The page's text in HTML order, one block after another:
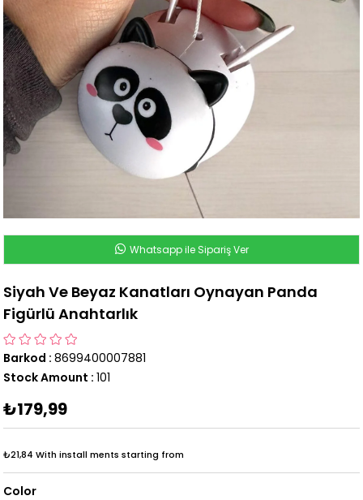
Whatsapp ile Sipariş Ver
Siyah Ve Beyaz Kanatları Oynayan Panda
Figürlü Anahtarlık
Barkod : 8699400007881
Stock Amount : 101
₺179,99
₺21,84 With install ments starting from
Color